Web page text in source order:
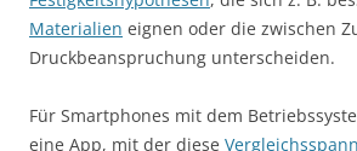
Materialien eignen oder die zwischen
Druckbeanspruchung unterscheiden.
Für Smartphones mit dem
eine App, mit der diese